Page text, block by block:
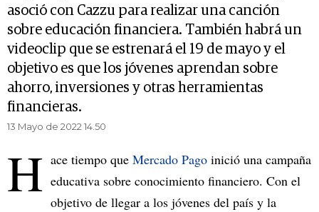
asoció con Cazzu para realizar una canción
sobre educación financiera. También habrá un
videoclip que se estrenará el 19 de mayo y el
objetivo es que los jóvenes aprendan sobre
ahorro, inversiones y otras herramientas
financieras.
13 Mayo de 2022 14.50
H ace tiempo que Mercado Pago inició una campaña
educativa sobre conocimiento financiero. Con el
objetivo de llegar a los jóvenes del país y la